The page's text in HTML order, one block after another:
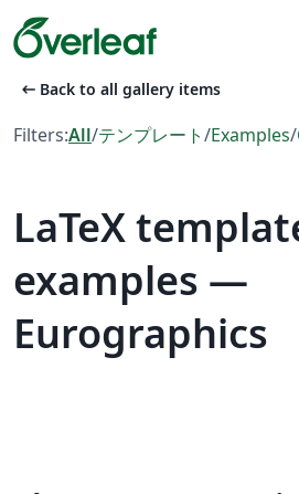
arrow_left_alt Back to all gallery items
Filters:All/テンプレート/Examples/
LaTeX
examples —
Eurographics